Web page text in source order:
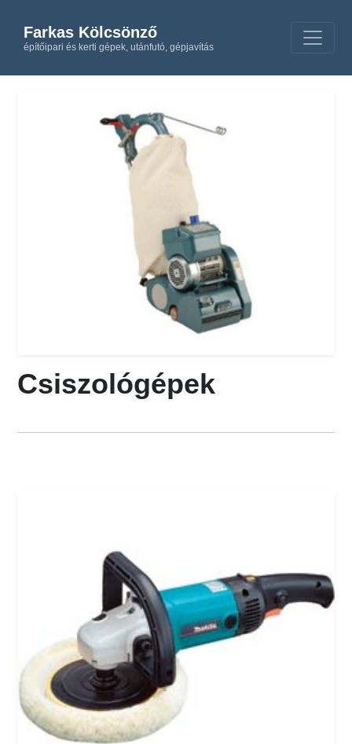
Farkas Kölcsönző
építőipari és kerti gépek, utánfutó, gépjavítás
Csiszológépek